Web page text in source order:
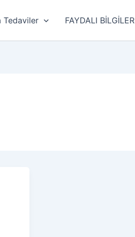
Tedaviler FAYDALI BİLGİLER